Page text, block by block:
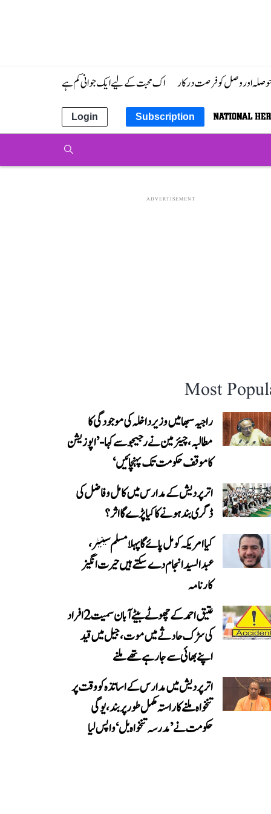
حوصلہ اور وصل کو فرصت درکار اک محبت کے لیے ایک جوانی کم ہے
Subscription
Login
ADVERTISEMENT
Most
راجیہ سبھا میں وزیر داخلہ کی موجودگی کا
مطالبہ، چیئرمین نے رجیجو سے کہا- ’اپوزیشن
کا موقف حکومت تک پہنچائیں‘
اتر پردیش کے مدارس میں کامل و فاضل کی
ڈگری بند ہونے کا کیا پڑے گا اثر؟
کیا امریکہ کو مل پائے گا پہلا مسلم سینیٹر،
عبدالسید انجام دے سکتے ہیں حیرت انگیز
کارنامہ
عتیق احمد کے چھوٹے بیٹے آبان سمیت 2 افراد
کی سڑک حادثے میں موت، جیل میں قید
اپنے بھائی سے جا رہے تھے ملنے
اتر پردیش میں مدارس کے اساتذہ کو وقت پر
تنخواہ ملنے کا راستہ مکمل طور پر بند، یوگی
حکومت نے ’مدرسہ تنخواہ بل‘ واپس لیا